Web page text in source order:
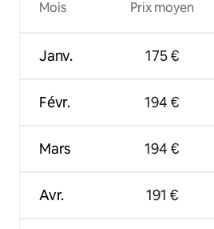
Mois
Janv.
Févr.
Mars
Avr.
Prix moyen
175 €
194 €
194 €
191 €